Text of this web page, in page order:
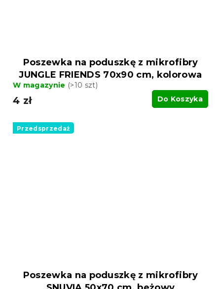
Poszewka na poduszkę z mikrofibry
JUNGLE FRIENDS 70x90 cm, kolorowa
W magazynie (>10 szt)
4 zł Do Koszyka
Przedsprzedaż
Poszewka na poduszkę z mikrofibry